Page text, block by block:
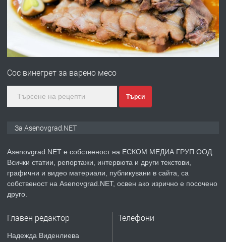
преди 1 година
ПРЕДЛАГА
Професионална зеленчукорезачка
преди 2 години
ПРЕДЛАГА
Давам индивидуалани уроци по
Сос винегрет за варено месо
Търси
За Asenovgrad.NET
Asenovgrad.NET е собственост на ЕСКОМ МЕДИА ГРУП ООД.
Всички статии, репортажи, интервюта и други текстови,
графични и видео материали, публикувани в сайта, са
собственост на Asenovgrad.NET, освен ако изрично е посочено
друго.
Главен редактор
Надежда Виденлиева
Телефони